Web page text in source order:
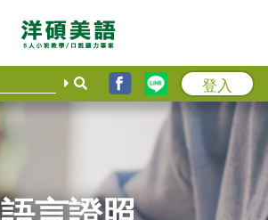
登入